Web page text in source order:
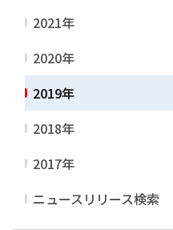
2021年
2020年
2019年
2018年
2017年
ニュースリリース検索